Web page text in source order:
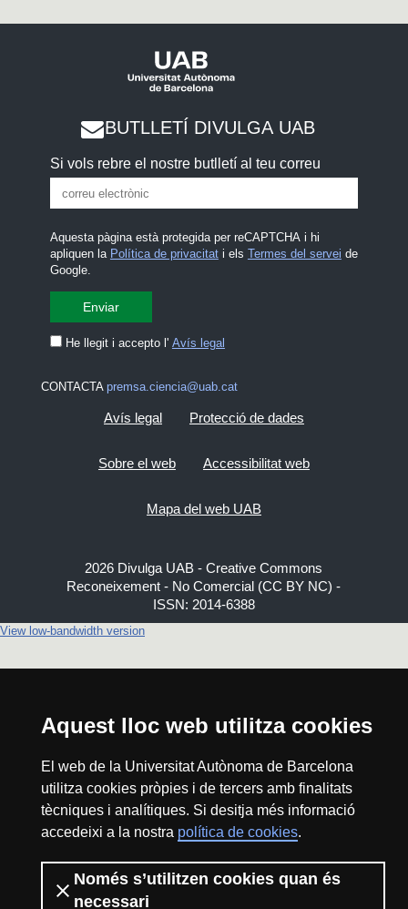
Aquest lloc web utilitza cookies
El web de la Universitat Autònoma de Barcelona
utilitza cookies pròpies i de tercers amb finalitats
tècniques i analítiques. Si desitja més informació
accedeixi a la nostra política de cookies.
Només s’utilitzen cookies quan és
necessari
BUTLLETÍ DIVULGA UAB
Si vols rebre el nostre butlletí al teu correu
Aquesta pàgina està protegida per reCAPTCHA i hi
apliquen la Política de privacitati els Termes del servei de
Google.
He llegit i accepto l' Avís legal
CONTACTA premsa.ciencia@uab.cat
Avís legal Protecció de dades
Sobre el web Accessibilitat web
Mapa del web UAB
2026 Divulga UAB - Creative Commons
Reconeixement - No Comercial (CC BY NC) -
ISSN: 2014-6388
View low-bandwidth version